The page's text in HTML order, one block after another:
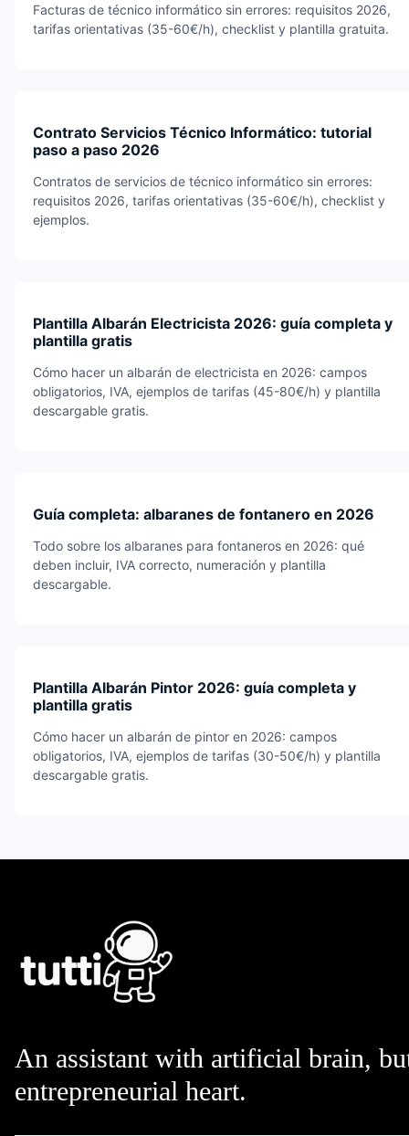
Facturas de técnico informático sin errores: requisitos 2026,
tarifas orientativas (35-60€/h), checklist y plantilla gratuita.
Contrato Servicios Técnico Informático: tutorial
paso a paso 2026
Contratos de servicios de técnico informático sin errores:
requisitos 2026, tarifas orientativas (35-60€/h), checklist y
ejemplos.
Plantilla Albarán Electricista 2026: guía completa y
plantilla gratis
Cómo hacer un albarán de electricista en 2026: campos
obligatorios, IVA, ejemplos de tarifas (45-80€/h) y plantilla
descargable gratis.
Guía completa: albaranes de fontanero en 2026
Todo sobre los albaranes para fontaneros en 2026: qué
deben incluir, IVA correcto, numeración y plantilla
descargable.
Plantilla Albarán Pintor 2026: guía completa y
plantilla gratis
Cómo hacer un albarán de pintor en 2026: campos
obligatorios, IVA, ejemplos de tarifas (30-50€/h) y plantilla
descargable gratis.
An assistant with artificial brain,
entrepreneurial heart.